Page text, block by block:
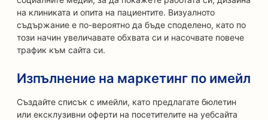
на клиниката и опита на пациентите. Визуалното
съдържание е по-вероятно да бъде споделено, като по
този начин увеличавате обхвата си и насочвате повече
трафик към сайта си.
Изпълнение на маркетинг по имейл
Създайте списък с имейли, като предлагате бюлетин
или ексклузивни оферти на посетителите на уебсайта